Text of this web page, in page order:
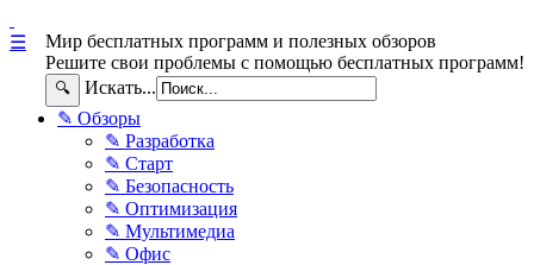
Мир бесплатных программ и полезных обзоров
Решите свои проблемы с помощью бесплатных программ!
🔍 Искать...
☰
✎ Обзоры
✎ Разработка
✎ Старт
✎ Безопасность
✎ Оптимизация
✎ Мультимедиа
✎ Офис